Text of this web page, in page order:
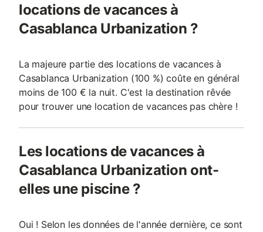
locations de vacances à
Casablanca Urbanization ?
La majeure partie des locations de vacances à
Casablanca Urbanization (100 %) coûte en général
moins de 100 € la nuit. C'est la destination rêvée
pour trouver une location de vacances pas chère !
Les locations de vacances à
Casablanca Urbanization ont-
elles une piscine ?
Oui ! Selon les données de l'année dernière, ce sont